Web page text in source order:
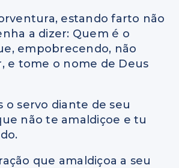
estando farto não
a dizer: Quem é o
empobrecendo, não
e tome o nome de Deus
o servo diante de seu
não te amaldiçoe e tu
que amaldiçoa a seu